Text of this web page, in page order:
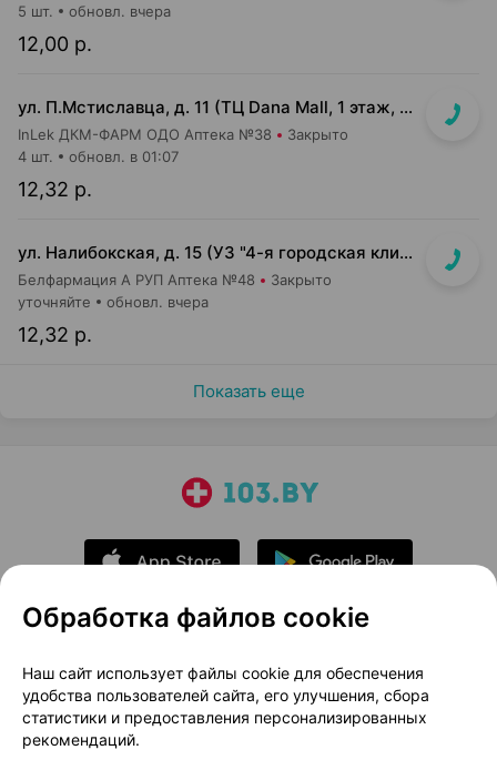
12,00 р.
5 шт. обновл. вчера
ул. П.Мстиславца, д. 11 (ТЦ Dana Mall, 1 этаж, вход напротив инфоцентра м-на Green)
InLek ДКМ-ФАРМ ОДО Аптека №38 Закрыто
12,32 р.
4 шт. обновл. в 01:07
ул. Налибокская, д. 15 (УЗ "4-я городская клиническая детская п-ка")
Белфармация А РУП Аптека №48 Закрыто
12,32 р.
уточняйте обновл. вчера
Показать еще
О проекте
Новости проекта
Размещение рекламы
Медицинский маркетинг
Публичный договор
Доставка
Обработка файлов cookie
Наш сайт использует файлы cookie для обеспечения
удобства пользователей сайта, его улучшения, сбора
статистики и предоставления персонализированных
рекомендаций.